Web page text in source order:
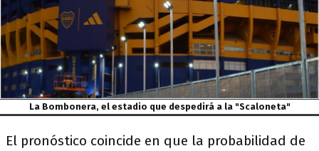
La Bombonera, el estadio que despedirá a la "Scaloneta"
El pronóstico coincide en que la probabilidad de